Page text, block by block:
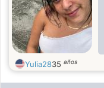
Yulia2835 años